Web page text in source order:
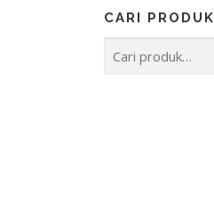
CARI PRODUK
untuk: